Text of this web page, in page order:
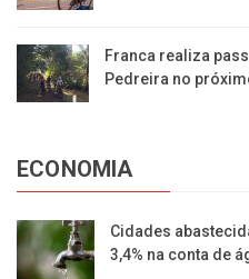
Franca realiza
Pedreira no
ECONOMIA
Cidades
3,4% na conta de